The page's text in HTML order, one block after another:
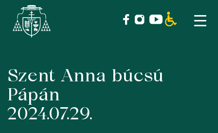
Skip
content
Szent Anna búcsú
Pápán
2024.07.29.